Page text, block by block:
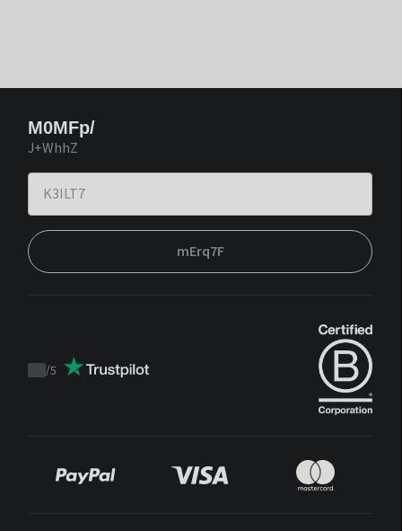
M0MFp/
J+WhhZ
mErq7F
Trustpilot
/5